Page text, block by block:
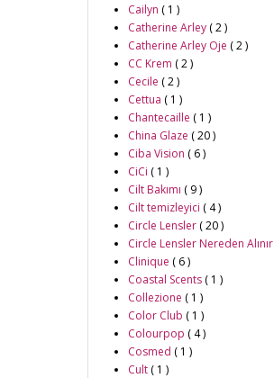
Cailyn ( 1 )
Catherine Arley ( 2 )
Catherine Arley Oje ( 2 )
CC Krem ( 2 )
Cecile ( 2 )
Cettua ( 1 )
Chantecaille ( 1 )
China Glaze ( 20 )
Ciba Vision ( 6 )
CiCi ( 1 )
Cilt Bakımı ( 9 )
Cilt temizleyici ( 4 )
Circle Lensler ( 20 )
Circle Lensler Nereden Alınır
Clinique ( 6 )
Coastal Scents ( 1 )
Collezione ( 1 )
Color Club ( 1 )
Colourpop ( 4 )
Cosmed ( 1 )
Cult ( 1 )